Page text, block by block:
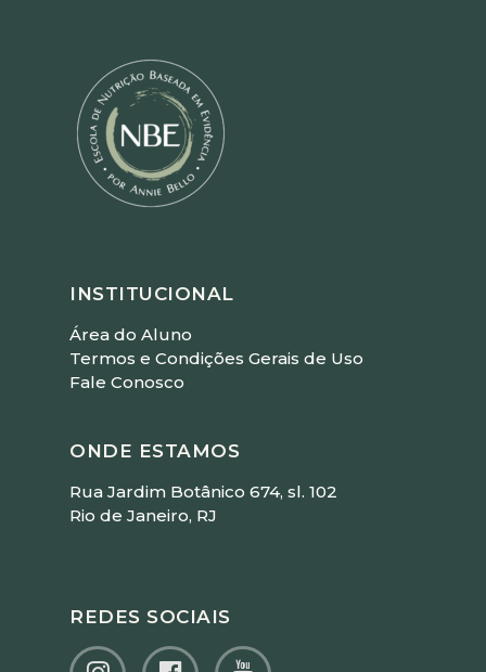
INSTITUCIONAL
Área do Aluno
Termos e Condições Gerais de Uso
Fale Conosco
ONDE ESTAMOS
Rua Jardim Botânico 674, sl. 102
Rio de Janeiro, RJ
REDES SOCIAIS